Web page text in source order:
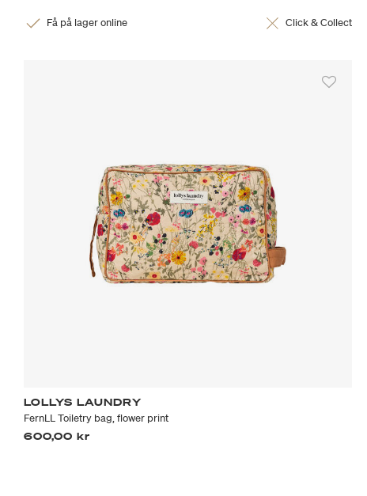
Få på lager online Click & Collect
LOLLYS LAUNDRY
FernLL Toiletry bag, flower print
600,00 kr